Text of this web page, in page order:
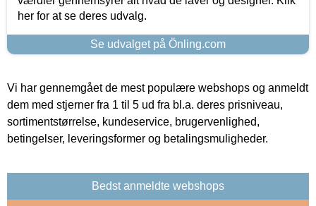
her for at se deres udvalg.
Se udvalget på Önling.com
Vi har gennemgået de mest populære webshops og anmeldt
dem med stjerner fra 1 til 5 ud fra bl.a. deres prisniveau,
sortimentstørrelse, kundeservice, brugervenlighed,
betingelser, leveringsformer og betalingsmuligheder.
Bedst anmeldte webshops